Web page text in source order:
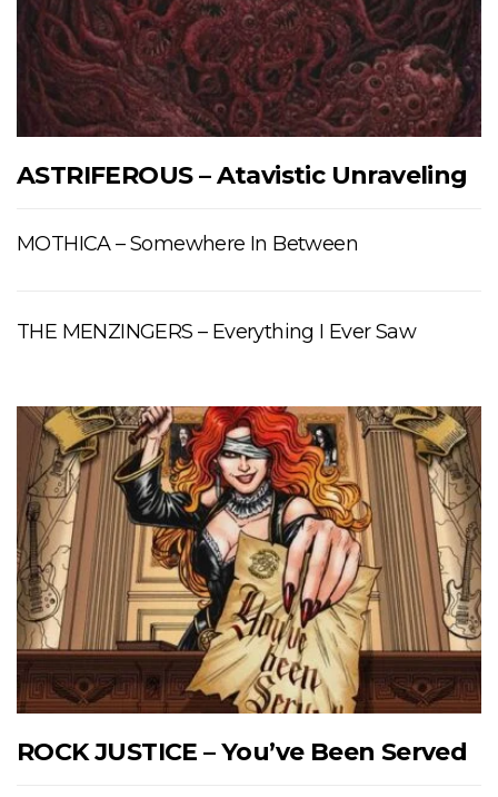
ASTRIFEROUS – Atavistic Unraveling
MOTHICA – Somewhere In Between
THE MENZINGERS – Everything I Ever Saw
ROCK JUSTICE – You’ve Been Served